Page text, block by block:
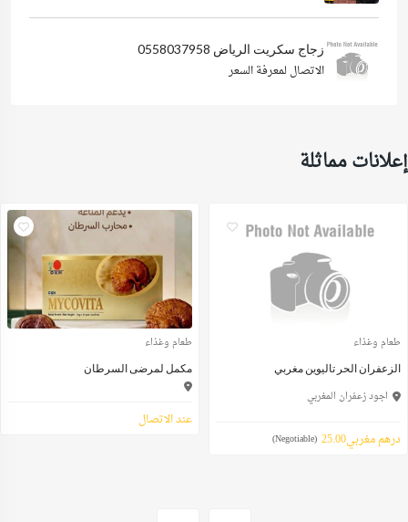
زجاج سكريت الرياض 0558037958
الاتصال لمعرفة السعر
إعلانات مماثلة
طعام وغذاء
الزعفران الحر تاليوين مغربي
اجود زعفران المغربي
درهم مغربي25.00 (Negotiable)
طعام وغذاء
مكمل لمرضى السرطان
عند الاتصال